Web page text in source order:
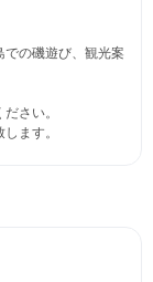
での磯遊び、観光案
さい。
ます。